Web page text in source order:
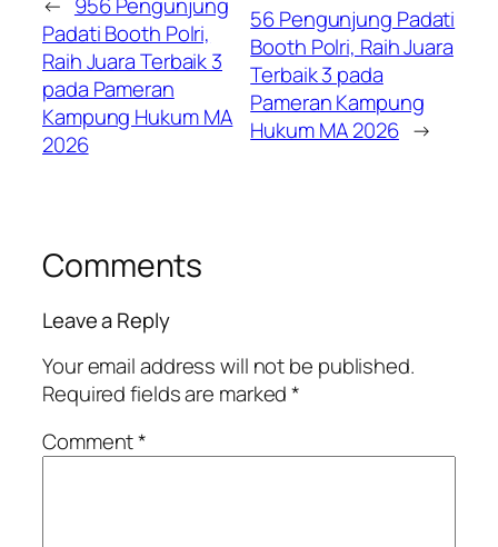
Padati Booth Polri,
Raih Juara Terbaik 3
pada Pameran
Kampung Hukum MA
2026
56 Pengunjung Padati
Booth Polri, Raih Juara
Terbaik 3 pada
Pameran Kampung
Hukum MA 2026 →
Comments
Leave a Reply
Your email address will not be published.
Required fields are marked*
Comment*